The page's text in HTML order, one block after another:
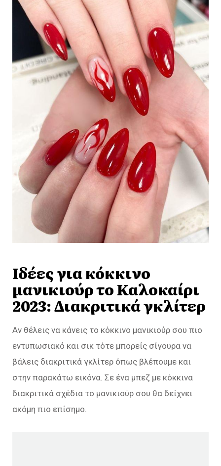
Ιδέες για κόκκινο
μανικιούρ το Καλοκαίρι
2023: Διακριτικά γκλίτερ
Αν θέλεις να κάνεις το κόκκινο μανικιούρ σου πιο
εντυπωσιακό και σικ τότε μπορείς σίγουρα να
βάλεις διακριτικά γκλίτερ όπως βλέπουμε και
στην παρακάτω εικόνα. Σε ένα μπεζ με κόκκινα
διακριτικά σχέδια το μανικιούρ σου θα δείχνει
ακόμη πιο επίσημο.